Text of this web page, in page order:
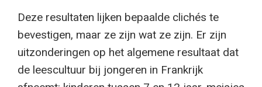
Deze resultaten lijken bepaalde clichés te
bevestigen, maar ze zijn wat ze zijn. Er zijn
uitzonderingen op het algemene resultaat dat
de leescultuur bij jongeren in Frankrijk